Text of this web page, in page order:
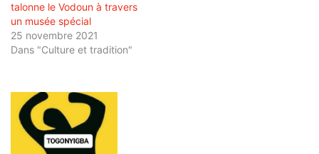
talonne le Vodoun à travers
un musée spécial
25 novembre 2021
Dans "Culture et tradition"